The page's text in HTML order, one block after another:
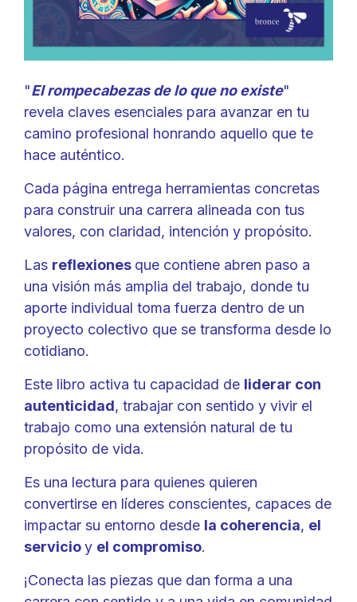
"El rompecabezas de lo que no existe"
revela claves esenciales para avanzar en tu
camino profesional honrando aquello que te
hace auténtico.
Cada página entrega herramientas concretas
para construir una carrera alineada con tus
valores, con claridad, intención y propósito.
Las reflexiones que contiene abren paso a
una visión más amplia del trabajo, donde tu
aporte individual toma fuerza dentro de un
proyecto colectivo que se transforma desde lo
cotidiano.
Este libro activa tu capacidad de liderar con
autenticidad, trabajar con sentido y vivir el
trabajo como una extensión natural de tu
propósito de vida.
Es una lectura para quienes quieren
convertirse en líderes conscientes, capaces de
impactar su entorno desde la coherencia, el
servicioy el compromiso.
¡Conecta las piezas que dan forma a una